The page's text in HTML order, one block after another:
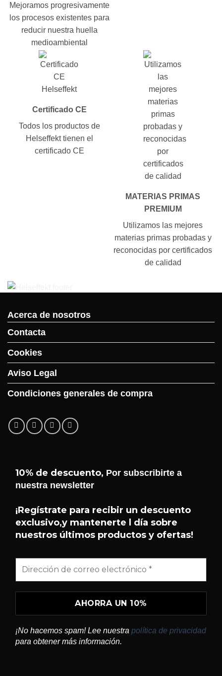
Mejoramos progresivamente
los procesos existentes para
reducir nuestra huella
medioambiental
Certificado CE
Todos los productos de
Helseffekt tienen el
certificado CE
MATERIAS PRIMAS
PREMIUM
Utilizamos las mejores
materias primas probadas y
reconocidas por certificados
de calidad
Acerca de nosotros
Contacta
Cookies
Aviso Legal
Condiciones generales de compra
10% de descuento, Por subscribirte a
nuestra newsletter
¡Regístrate para recibir un descuento
exclusivo,y mantenerte l día sobre
nuestros últimos productos y ofertas!
¡No hacemos spam! Lee nuestra política de privacidad
para obtener más información.
H Helseffekt
En línea
Helseffekt. Puedo ayudarte con
información sobre nuestros
productos, ingredientes, cómo
comprar y mucho más.
¿QUÉ PRODUCTOS TENÉIS?
¿DÓNDE PUEDO COMPRAR?